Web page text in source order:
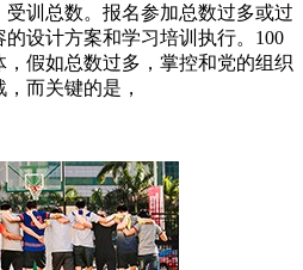
训总数。报名参加总数过多或过
设计方案和学习培训执行。100
，假如总数过多，掌控和党的组织
而关键的是，